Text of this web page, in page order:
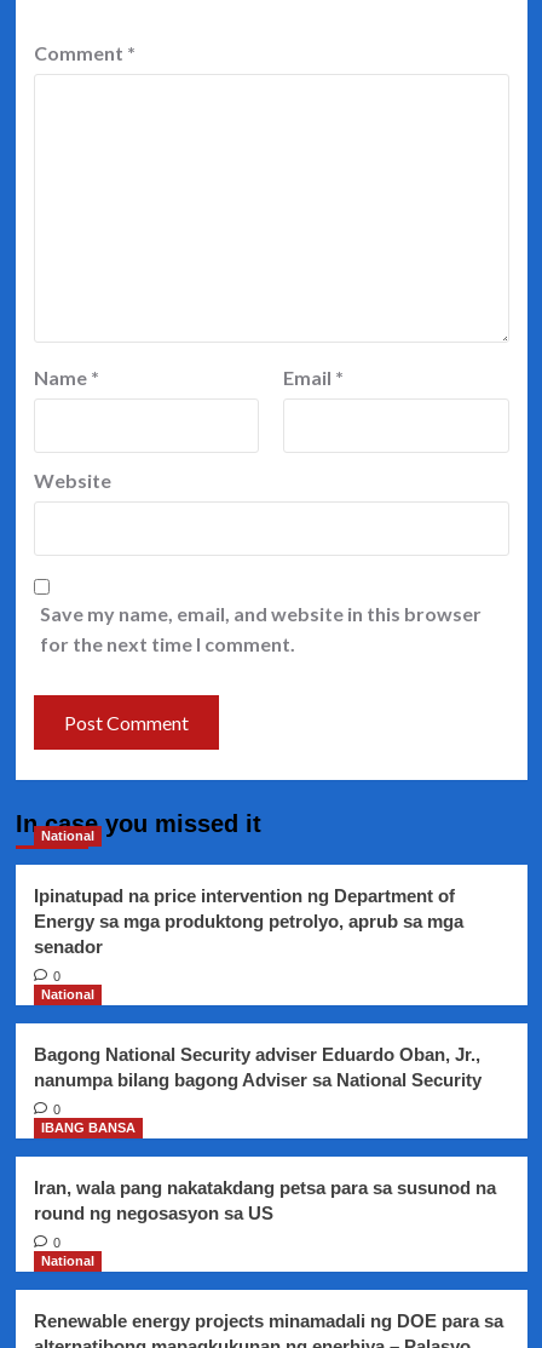
Comment *
Name * Email *
Website
Save my name, email, and website in this browser
for the next time I comment.
In case you missed it
National
Ipinatupad na price intervention ng Department of
Energy sa mga produktong petrolyo, aprub sa mga
senador
0
National
Bagong National Security adviser Eduardo Oban, Jr.,
nanumpa bilang bagong Adviser sa National Security
0
IBANG BANSA
Iran, wala pang nakatakdang petsa para sa susunod na
round ng negosasyon sa US
0
National
Renewable energy projects minamadali ng DOE para sa